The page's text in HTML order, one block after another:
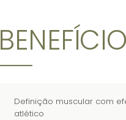
Definição muscular com
atlético